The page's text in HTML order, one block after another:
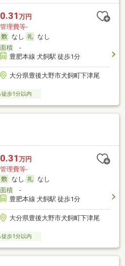
0.31 万円
管理費等-
なし
なし
面積-
豊肥本線 犬飼駅 徒歩1分
大分県豊後大野市犬飼町下津尾
徒歩1分以内
0.31 万円
管理費等-
なし
なし
面積-
豊肥本線 犬飼駅 徒歩1分
大分県豊後大野市犬飼町下津尾
徒歩1分以内